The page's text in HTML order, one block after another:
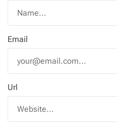
Email
Url